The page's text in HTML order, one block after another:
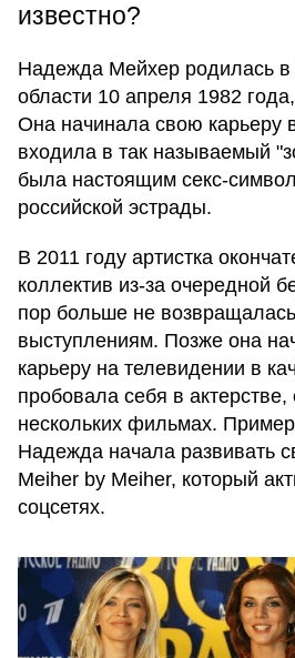
известно?
Надежда Мейхер родилась в
области 10 апреля 1982
Она начинала свою карьеру
входила в так называемый
была настоящим секс-
российской эстрады.
В 2011 году артистка
коллектив из-за очередной
пор больше не
выступлениям. Позже она
карьеру на телевидении в
пробовала себя в
нескольких фильмах.
Надежда начала развивать
Meiher by Meiher, который
соцсетях.